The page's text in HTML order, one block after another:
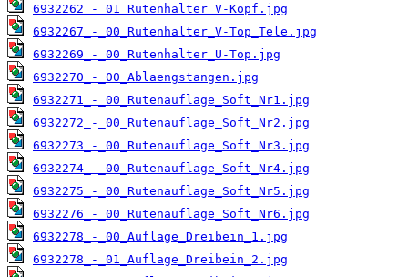
6932262_-_01_Rutenhalter_V-Kopf.jpg
6932267_-_00_Rutenhalter_V-Top_Tele.jpg
6932269_-_00_Rutenhalter_U-Top.jpg
6932270_-_00_Ablaengstangen.jpg
6932271_-_00_Rutenauflage_Soft_Nr1.jpg
6932272_-_00_Rutenauflage_Soft_Nr2.jpg
6932273_-_00_Rutenauflage_Soft_Nr3.jpg
6932274_-_00_Rutenauflage_Soft_Nr4.jpg
6932275_-_00_Rutenauflage_Soft_Nr5.jpg
6932276_-_00_Rutenauflage_Soft_Nr6.jpg
6932278_-_00_Auflage_Dreibein_1.jpg
6932278_-_01_Auflage_Dreibein_2.jpg